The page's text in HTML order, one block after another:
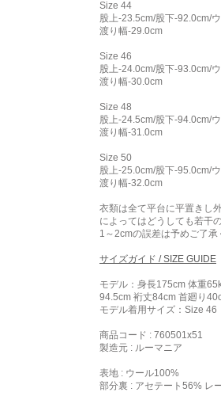
Size 44
股上-23.5cm/股下-92.0cm/
渡り幅-29.0cm
Size 46
股上-24.0cm/股下-93.0cm/
渡り幅-30.0cm
Size 48
股上-24.5cm/股下-94.0cm/
渡り幅-31.0cm
Size 50
股上-25.0cm/股下-95.0cm/
渡り幅-32.0cm
衣類は全て平台に平置きし
によってはどうしても若干
1～2cmの誤差は予めご了承
サイズガイド / SIZE GUIDE
モデル：身長175cm 体重
94.5cm 裄丈84cm 首廻り
モデル着用サイズ： Size 46
商品コード : 760501x51
製造元 : ルーマニア
表地 : ウール100%
部分裏 : アセテート56% レ